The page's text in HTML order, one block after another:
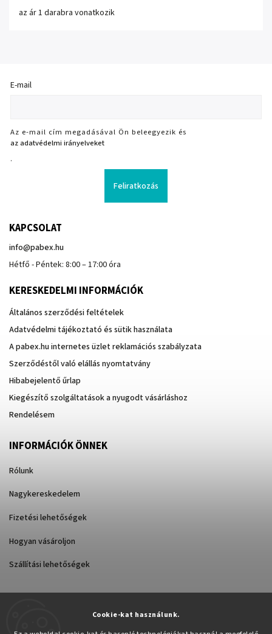
Cookie-kat használunk.
az ár 1 darabra vonatkozik
E-mail
Az e-mail cím megadásával Ön beleegyezik és
az adatvédelmi irányelveket
.
Feliratkozás
KAPCSOLAT
info@pabex.hu
Hétfő - Péntek: 8:00 – 17:00 óra
KERESKEDELMI INFORMÁCIÓK
Általános szerződési feltételek
Adatvédelmi tájékoztató és sütik használata
A pabex.hu internetes üzlet reklamációs szabályzata
Szerződéstől való elállás nyomtatvány
Hibabejelentő űrlap
Kiegészítő szolgáltatások a nyugodt vásárláshoz
Rendelésem
INFORMÁCIÓK ÖNNEK
Rólunk
Nagykereskedelem
Fizetési lehetőségek
Hogyan vásároljon
Szállítási lehetőségek